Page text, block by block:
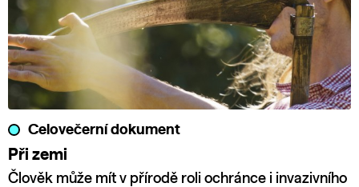
Celovečerní dokument
Při zemi
Člověk může mít v přírodě roli ochránce i invazivního